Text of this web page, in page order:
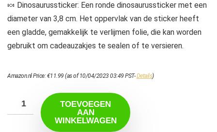
🍬 Dinosaurussticker: Een ronde dinosaurussticker met een
diameter van 3,8 cm. Het oppervlak van de sticker heeft
een gladde, gemakkelijk te verlijmen folie, die kan worden
gebruikt om cadeauzakjes te sealen of te versieren.
Amazon.nl Price:€11.99 (as of 10/04/2023 03:49 PST-Details)
TOEVOEGEN
AAN
WINKELWAGEN